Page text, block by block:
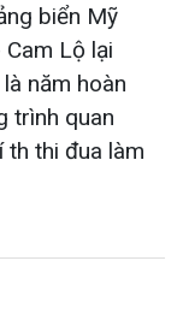
biển Mỹ
Lộ lại
năm hoàn
trình quan
th thi đua làm